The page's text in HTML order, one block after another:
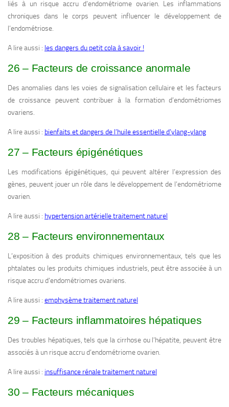
liés à un risque accru d’endométriome ovarien. Les inflammations
chroniques dans le corps peuvent influencer le développement de
l’endométriose.
A lire aussi : les dangers du petit cola à savoir !
26 – Facteurs de croissance anormale
Des anomalies dans les voies de signalisation cellulaire et les facteurs
de croissance peuvent contribuer à la formation d’endométriomes
ovariens.
A lire aussi : bienfaits et dangers de l’huile essentielle d’ylang-ylang
27 – Facteurs épigénétiques
Les modifications épigénétiques, qui peuvent altérer l’expression des
gènes, peuvent jouer un rôle dans le développement de l’endométriome
ovarien.
A lire aussi : hypertension artérielle traitement naturel
28 – Facteurs environnementaux
L’exposition à des produits chimiques environnementaux, tels que les
phtalates ou les produits chimiques industriels, peut être associée à un
risque accru d’endométriomes ovariens.
A lire aussi : emphysème traitement naturel
29 – Facteurs inflammatoires hépatiques
Des troubles hépatiques, tels que la cirrhose ou l’hépatite, peuvent être
associés à un risque accru d’endométriome ovarien.
A lire aussi : insuffisance rénale traitement naturel
30 – Facteurs mécaniques